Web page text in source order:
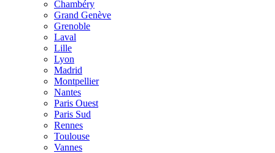
Chambéry
Grand Genève
Grenoble
Laval
Lille
Lyon
Madrid
Montpellier
Nantes
Paris Ouest
Paris Sud
Rennes
Toulouse
Vannes